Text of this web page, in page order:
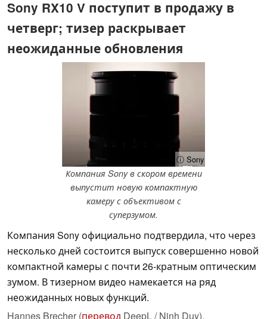
Sony RX10 V поступит в продажу в
четверг; тизер раскрывает
неожиданные обновления
ⓘ Sony
Компания Sony в скором времени
выпустит новую компактную
камеру с объективом с
суперзумом.
Компания Sony официально подтвердила, что через
несколько дней состоится выпуск совершенно новой
компактной камеры с почти 26-кратным оптическим
зумом. В тизерном видео намекается на ряд
неожиданных новых функций.
Hannes Brecher (перевод DeepL / Ninh Duy),